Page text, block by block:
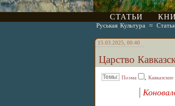
СТАТЬИ
Руськая Культура ≈
15.03.2025, 00:40
Царство
Поэма ,